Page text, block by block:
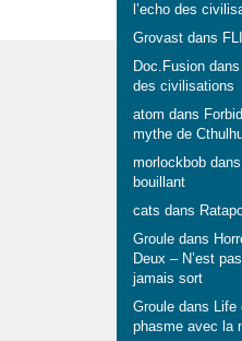
l’echo des
Grovastdans
Doc.Fusiondans
des civilisations
atom dans
mythe de
morlockbobdans
bouillant
cats dans
Grouledans
Deux – N’est
jamais sort
Grouledans Life
phasme avec la